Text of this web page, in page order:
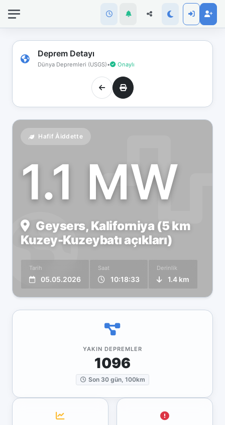
Deprem Detayı
Dünya Depremleri (USGS)• Onaylı
Hafif Åiddette
1.1 MW
Geysers, Kaliforniya (5 km
Kuzey-Kuzeybatı açıkları)
Tarih
05.05.2026
Saat
10:18:33
Derinlik
1.4 km
YAKIN DEPREMLER
1096
Son 30 gün, 100km
bağlantınız
koptu!
Çevrimdışı
moddasınız.